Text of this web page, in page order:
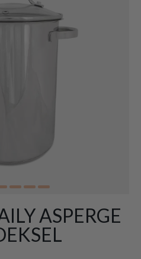
ASPERGE